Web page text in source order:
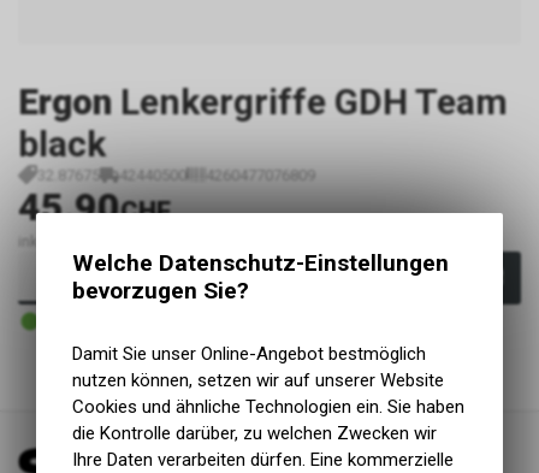
Ergon Lenkergriffe GDH Team
black
32.87675 42440500 4260477076809
45.90CHF
inkl. MwSt., zzgl.
In den Warenkorb
Welche Datenschutz-Einstellungen
bevorzugen Sie?
Damit Sie unser Online-Angebot bestmöglich
nutzen können, setzen wir auf unserer Website
Cookies und ähnliche Technologien ein. Sie haben
die Kontrolle darüber, zu welchen Zwecken wir
Ihre Daten verarbeiten dürfen. Eine kommerzielle